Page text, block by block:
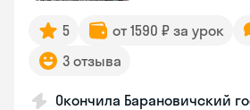
5 от 1590 ₽ за урок
3 отзыва
Окончила Барановичский